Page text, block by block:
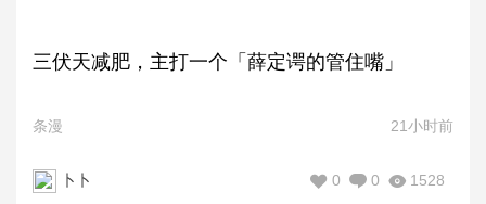
三伏天减肥，主打一个「薛定谔的管住嘴」
条漫 21小时前
卜卜 1528
0
0